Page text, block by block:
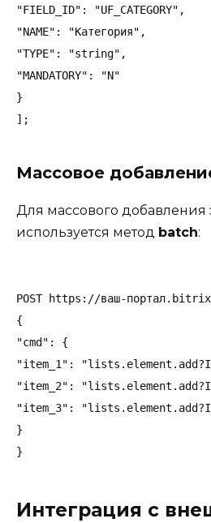
"FIELD_ID": "UF_CATEGORY",
"NAME": "Категория",
"TYPE": "string",
"MANDATORY": "N"
}
Массовое
Для массового добавления
используется метод batch:
POST https://ваш-
{
"cmd": {
"item_1":
"item_2":
"item_3":
}
Интеграция с